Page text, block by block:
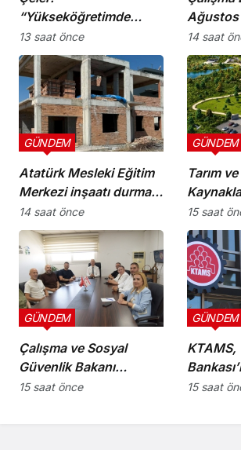
“Yükseköğretimde
günü kurtaran değil,
geleceği planlayan
politikalara ihtiyaç var”
13 saat önce
16.00
güneş
14 saat
Atatürk Mesleki Eğitim
Merkezi inşaatı durma
noktasında!
GÜNDEM
14 saat önce
Tarım
İnşaat
Odası
GÜNDEM
15 saat
Çalışma ve Sosyal
Güvenlik Bakanı
Hasipoğlu,
GÜNDEM
15 saat önce
KTAMS,
eleştirdi
GÜNDEM
15 saat